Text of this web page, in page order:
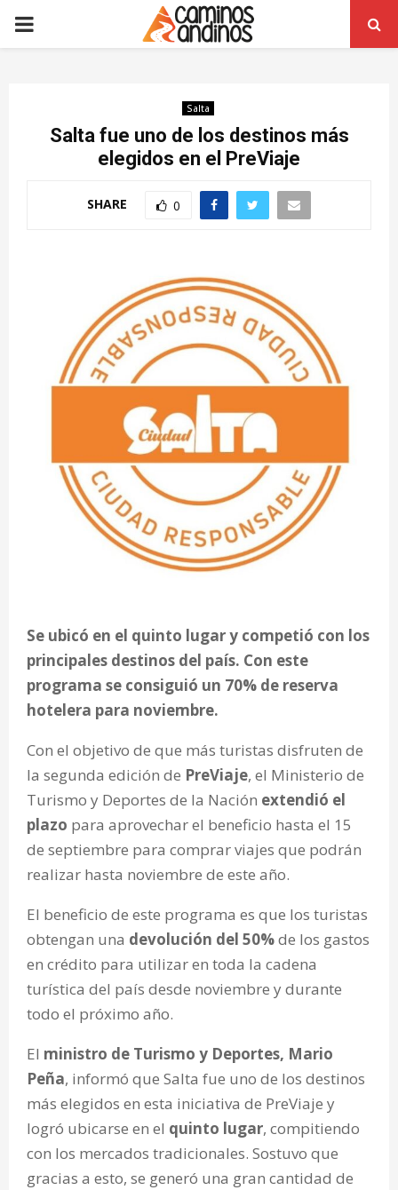
PRIMARY
Salta
Salta fue uno de los destinos más
elegidos en el PreViaje
SHARE 0
Se ubicó en el quinto lugar y competió con los
principales destinos del país. Con este
programa se consiguió un 70% de reserva
hotelera para noviembre.
Con el objetivo de que más turistas disfruten de
la segunda edición de PreViaje, el Ministerio de
Turismo y Deportes de la Nación extendió el
plazo para aprovechar el beneficio hasta el 15
de septiembre para comprar viajes que podrán
realizar hasta noviembre de este año.
El beneficio de este programa es que los turistas
obtengan una devolución del 50%de los gastos
en crédito para utilizar en toda la cadena
turística del país desde noviembre y durante
todo el próximo año.
El ministro de Turismo y Deportes, Mario
Peña, informó que Salta fue uno de los destinos
más elegidos en esta iniciativa de PreViaje y
logró ubicarse en el quinto lugar, compitiendo
con los mercados tradicionales. Sostuvo que
gracias a esto, se generó una gran cantidad de